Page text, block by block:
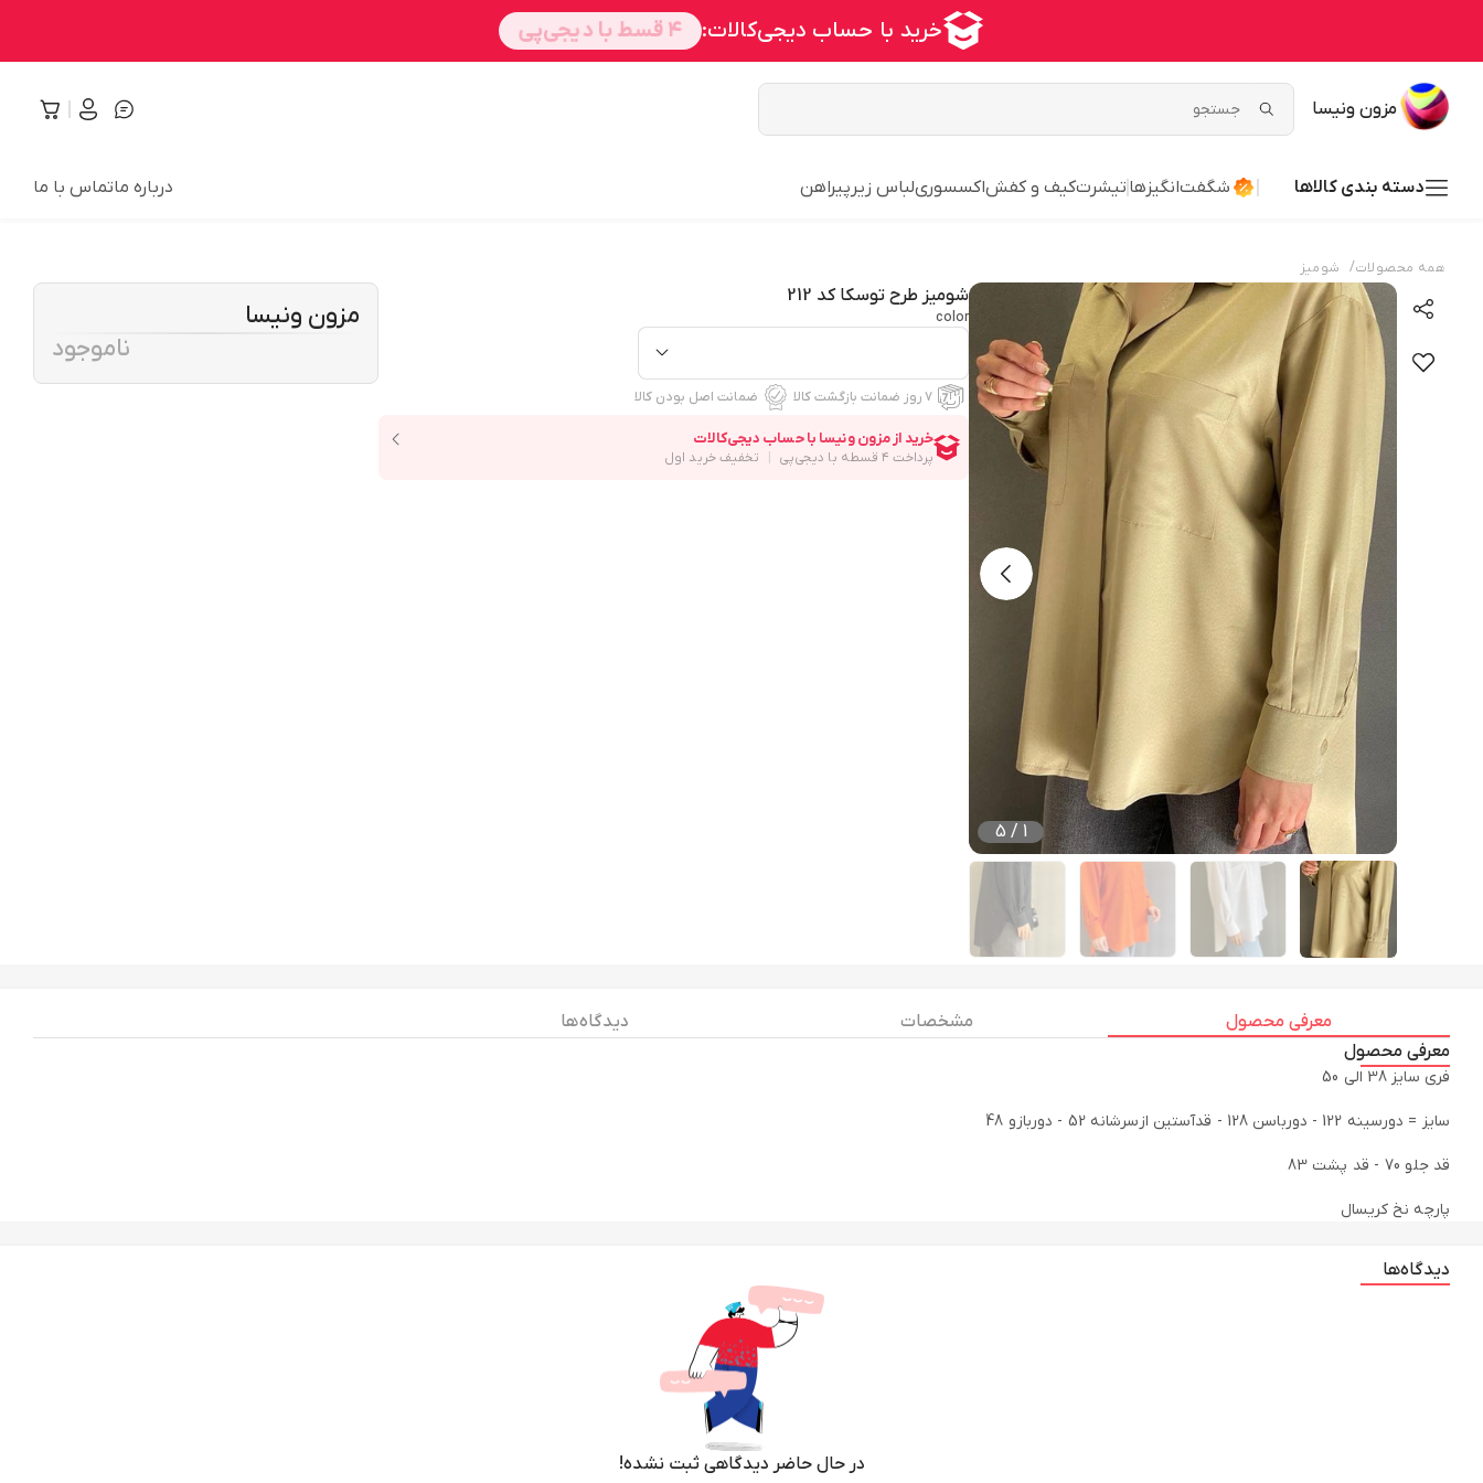
مزون ونیسا
دسته بندی کالاها شگفت‌انگیزها تیشرتکیف و کفشاکسسوریلباس زیر پیراهن درباره ماتماس با ما
همه محصولات/ شومیز
1
/
5
شومیز طرح توسکا کد 212
color
۷ روز ضمانت بازگشت کالا ضمانت اصل بودن کالا
مزون ونیسا
ناموجود
معرفی محصول مشخصات
دیدگاه ها
معرفی محصول
فری سایز 38 الی 50
پارچه نخ کریسال
دیدگاه‌ها
در حال حاضر دیدگاهی ثبت نشده!